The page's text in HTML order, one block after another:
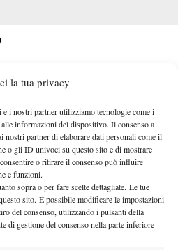
la tua privacy
i nostri partner utilizziamo tecnologie come i
alle informazioni del dispositivo. Il consenso a
nostri partner di elaborare dati personali come il
o gli ID univoci su questo sito e di mostrare
o ritirare il consenso può influire
e funzioni.
sopra o per fare scelte dettagliate. Le tue
sito. È possibile modificare le impostazioni
del consenso, utilizzando i pulsanti della
di gestione del consenso nella parte inferiore
Il messaggio prosegue così:
mi ha insegnato a sognare,
le vittorie e a non mollare
amici, allenatori, staff, tifosi,
momento di questo viaggio
sono oggi”.
per l’ultimo match della mia
determinazione e amore